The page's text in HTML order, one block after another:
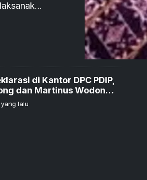
di Kantor DPC PDIP,
dan Martinus Wodon
lalu